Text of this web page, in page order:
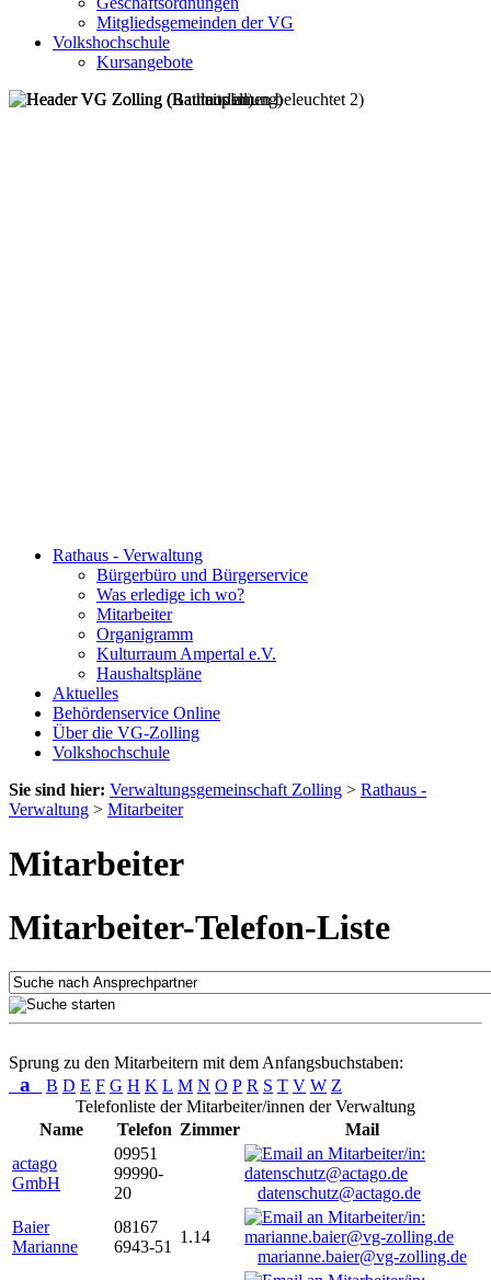
Mitgliedsgemeinden der VG
Volkshochschule
Kursangebote
Rathaus - Verwaltung
Bürgerbüro und Bürgerservice
Was erledige ich wo?
Mitarbeiter
Organigramm
Kulturraum Ampertal e.V.
Haushaltspläne
Aktuelles
Behördenservice Online
Über die VG-Zolling
Volkshochschule
Sie sind hier: Verwaltungsgemeinschaft Zolling > Rathaus -
Verwaltung > Mitarbeiter
Mitarbeiter
Mitarbeiter-Telefon-Liste
Sprung zu den Mitarbeitern mit dem Anfangsbuchstaben:
a B D E F G H K L M N O P R S T V W Z
Telefonliste der Mitarbeiter/innen der Verwaltung
Name
Telefon Zimmer
Mail
actago
GmbH
09951
99990-
20
datenschutz@actago.de
Baier
Marianne
08167
6943-51
1.14
marianne.baier@vg-zolling.de